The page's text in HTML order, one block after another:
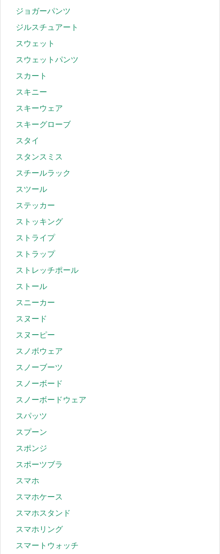
ジョガーパンツ
ジルスチュアート
スウェット
スウェットパンツ
スカート
スキニー
スキーウェア
スキーグローブ
スタイ
スタンスミス
スチールラック
スツール
ステッカー
ストッキング
ストライプ
ストラップ
ストレッチポール
ストール
スニーカー
スヌード
スヌーピー
スノボウェア
スノーブーツ
スノーボード
スノーボードウェア
スパッツ
スプーン
スポンジ
スポーツブラ
スマホ
スマホケース
スマホスタンド
スマホリング
スマートウォッチ